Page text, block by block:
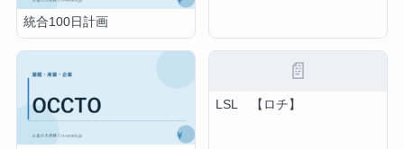
統合100日計画
📄
LSL 【ロチ】